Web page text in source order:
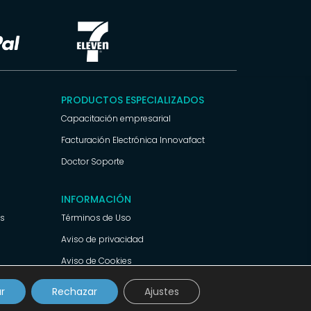
PRODUCTOS ESPECIALIZADOS
Capacitación empresarial
Facturación Electrónica Innovafact
Doctor Soporte
INFORMACIÓN
Términos de Uso
Aviso de privacidad
Aviso de Cookies
Rechazar Ajustes